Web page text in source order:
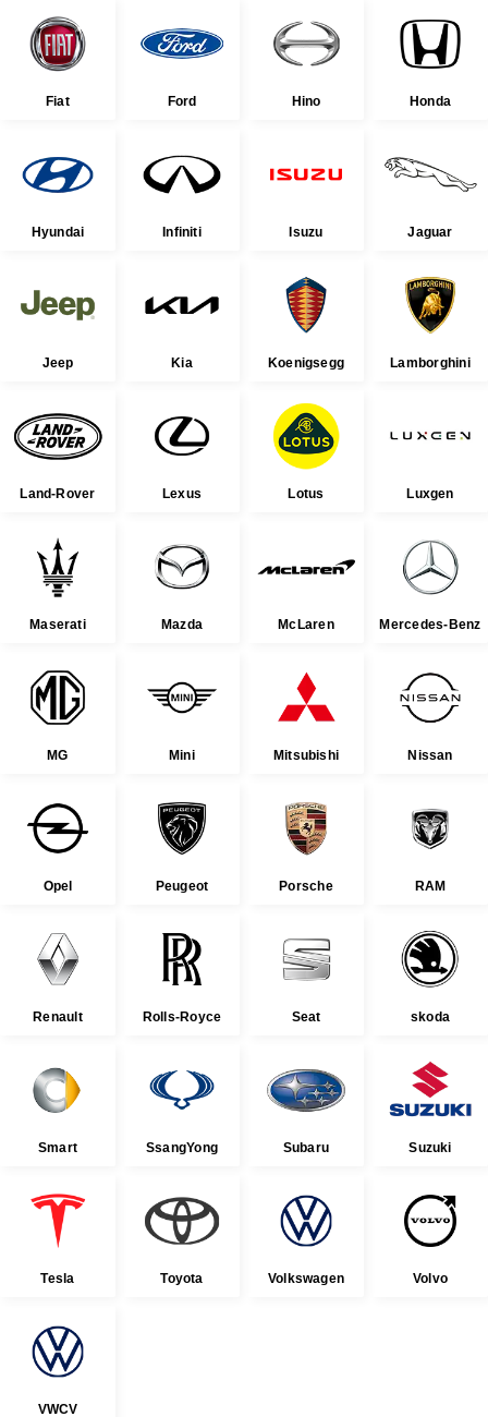
Fiat Ford Hino Honda
Hyundai Infiniti Isuzu Jaguar
Jeep Kia Koenigsegg Lamborghini
Land-Rover Lexus Lotus Luxgen
Maserati Mazda McLaren Mercedes-Benz
MG Mini Mitsubishi Nissan
Opel Peugeot Porsche RAM
Renault Rolls-Royce Seat skoda
Smart SsangYong Subaru Suzuki
Tesla Toyota Volkswagen Volvo
VWCV